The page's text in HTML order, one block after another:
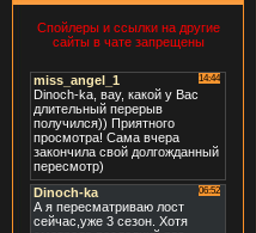
Спойлеры и ссылки на другие
сайты в чате запрещены